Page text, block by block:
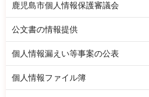
鹿児島市個人情報保護審議会
公文書の情報提供
個人情報漏えい等事案の公表
個人情報ファイル簿